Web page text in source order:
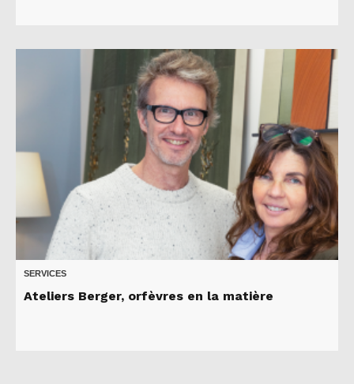
SERVICES
Ateliers Berger, orfèvres en la matière